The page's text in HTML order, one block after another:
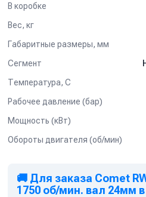
В коробке
Вес, кг
Габаритные размеры, мм
Сегмент
Температура, C
Рабочее давление (бар)
Мощность (кВт)
Обороты двигателя (об/мин)
🚚 Для заказа Comet
1750 об/мин. вал 24мм